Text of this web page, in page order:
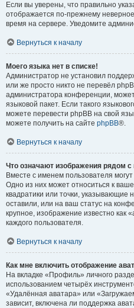
Если вы уверены, что правильно
отображается по-прежнему
время на сервере. Уведомите
Вернуться к началу
Моего языка нет в списке!
Администратор не установил
или же просто никто не перевёл
администратора конференции,
языковой пакет. Если такого
можете перевести phpBB на свой
можете получить на сайте phpBB®.
Вернуться к началу
Что означают изображения рядом
Вместе с именем пользователя
Одно из них может относиться к
квадратики или точки, указывающие
оставили, или на ваш статус на
крупное, изображение известно как
каждого пользователя.
Вернуться к началу
Как мне включить отображение
На вкладке «Профиль» личного
использованием четырёх
«Удалённая аватара» или
зависит, включена ли поддержка